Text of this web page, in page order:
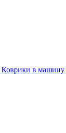
Коврики в машину